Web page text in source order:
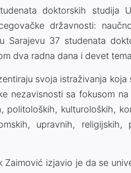
doktorskih studija
državnosti:
37 studenata
dva radna dana i devet
svoja istraživanja koja
nezavisnosti sa fokusom na
kulturoloških,
upravnih, religijskih,
Zaimović izjavio je da se